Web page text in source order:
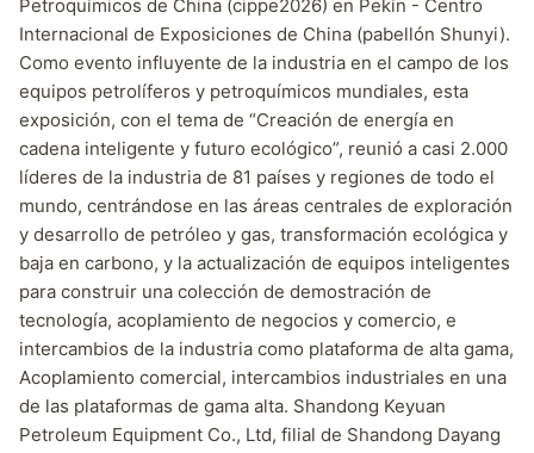
Petroquímicos de China (cippe2026) en Pekín - Centro
Internacional de Exposiciones de China (pabellón Shunyi).
Como evento influyente de la industria en el campo de los
equipos petrolíferos y petroquímicos mundiales, esta
exposición, con el tema de “Creación de energía en
cadena inteligente y futuro ecológico”, reunió a casi 2.000
líderes de la industria de 81 países y regiones de todo el
mundo, centrándose en las áreas centrales de exploración
y desarrollo de petróleo y gas, transformación ecológica y
baja en carbono, y la actualización de equipos inteligentes
para construir una colección de demostración de
tecnología, acoplamiento de negocios y comercio, e
intercambios de la industria como plataforma de alta gama,
Acoplamiento comercial, intercambios industriales en una
de las plataformas de gama alta. Shandong Keyuan
Petroleum Equipment Co., Ltd, filial de Shandong Dayang